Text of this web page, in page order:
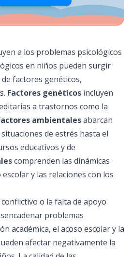
a los problemas psicológicos
en niños pueden surgir
factores genéticos,
Factores genéticos incluyen
a trastornos como la
ambientalesabarcan
de estrés hasta el
educativos y de
comprenden las dinámicas
y las relaciones con los
o la falta de apoyo
problemas
académica, el acoso escolar y la
afectar negativamente la